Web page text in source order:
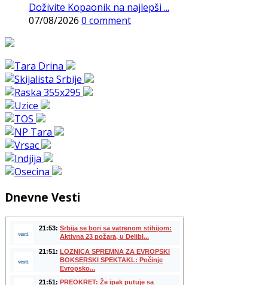
Doživite Kopaonik na najlepši ...
07/08/2026 0 comment
Dnevne Vesti